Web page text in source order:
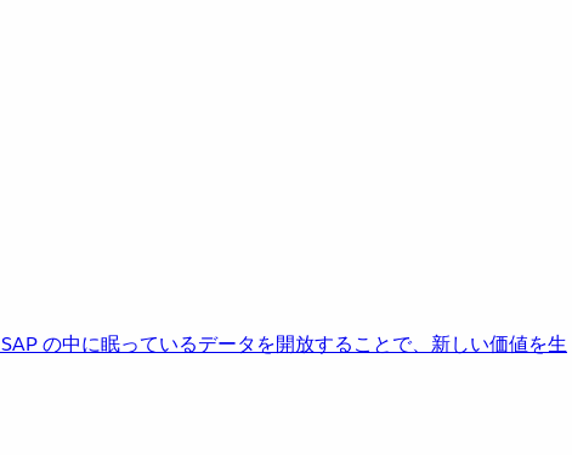
SAP の中に眠っているデータを開放することで、新しい価値を生